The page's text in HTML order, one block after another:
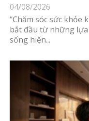
04/08/2026
“Chăm sóc sức khỏe
bắt đầu từ những lựa
sống hiện...